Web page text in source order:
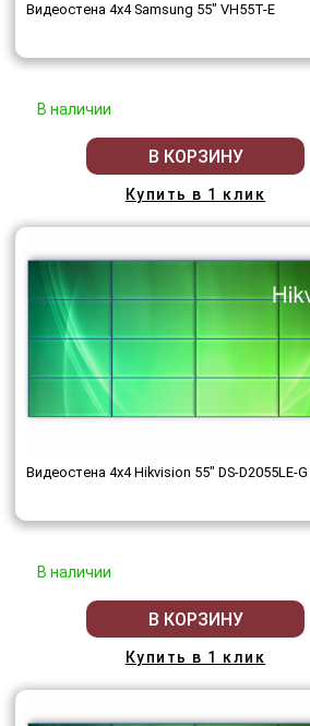
Видеостена 4x4 Samsung 55" VH55T-E
В наличии
В КОРЗИНУ
Купить в 1 клик
Видеостена 4x4 Hikvision 55" DS-D2055LE-G
В наличии
В КОРЗИНУ
Купить в 1 клик